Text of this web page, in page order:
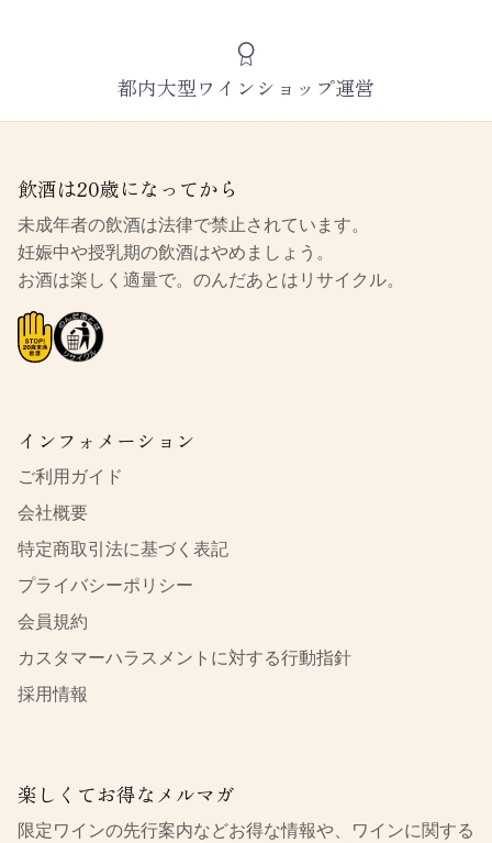
都内大型ワインショップ運営
飲酒は20歳になってから
未成年者の飲酒は法律で禁止されています。
妊娠中や授乳期の飲酒はやめましょう。
お酒は楽しく適量で。のんだあとはリサイクル。
インフォメーション
ご利用ガイド
会社概要
特定商取引法に基づく表記
プライバシーポリシー
会員規約
カスタマーハラスメントに対する行動指針
採用情報
楽しくてお得なメルマガ
限定ワインの先行案内などお得な情報や、ワインに関する